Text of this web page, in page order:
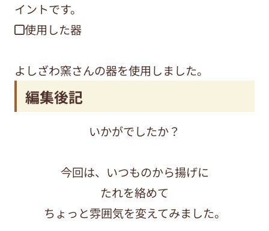
イントです。
◼︎使用した器
よしざわ窯さんの器を使用しました。
編集後記
いかがでしたか？
今回は、いつものから揚げに
たれを絡めて
ちょっと雰囲気を変えてみました。